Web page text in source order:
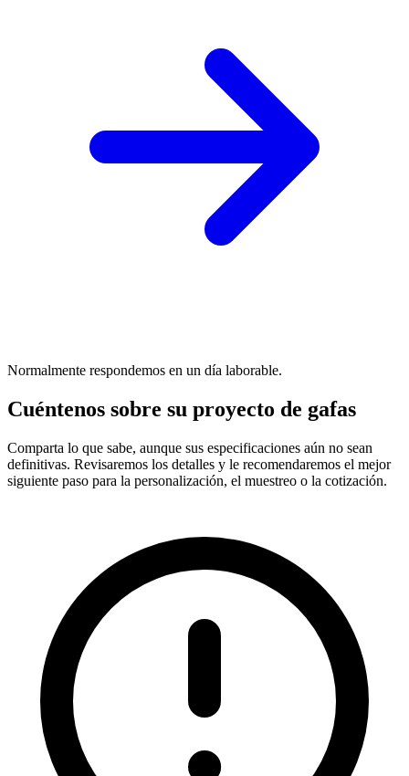
Normalmente respondemos en un día laborable.
Cuéntenos sobre su proyecto de gafas
Comparta lo que sabe, aunque sus especificaciones aún no sean
definitivas. Revisaremos los detalles y le recomendaremos el mejor
siguiente paso para la personalización, el muestreo o la cotización.